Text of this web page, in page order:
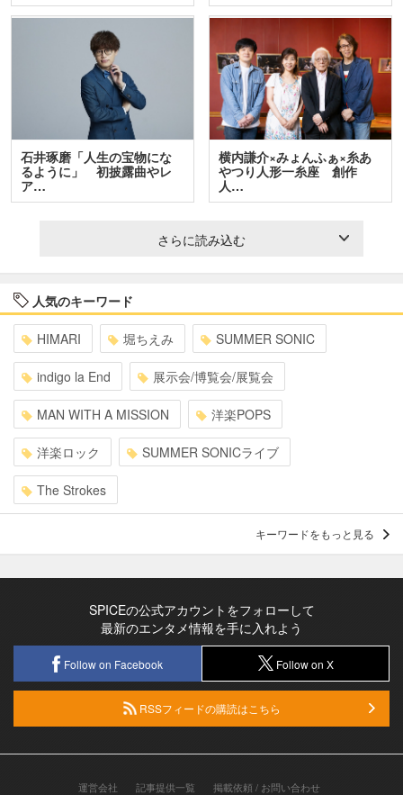
石井琢磨「人生の宝物にな
るように」 初披露曲やレ
ア…
横内謙介×みょんふぁ×糸あ
やつり人形一糸座 創作
人…
さらに読み込む
人気のキーワード
HIMARI 堀ちえみ SUMMER SONIC
indigo la End 展示会/博覧会/展覧会
MAN WITH A MISSION 洋楽POPS
洋楽ロック SUMMER SONICライブ
The Strokes
キーワードをもっと見る
SPICEの公式アカウントをフォローして
最新のエンタメ情報を手に入れよう
Follow on Facebook Follow on X
RSSフィードの購読はこちら
運営会社 記事提供一覧 掲載依頼 / お問い合わせ